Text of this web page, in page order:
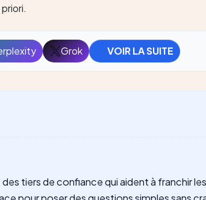
Ouvrir
avec
Grok
Ouvrir
avec
VOIR LA SUITE
tiers de confiance qui aident à franchir